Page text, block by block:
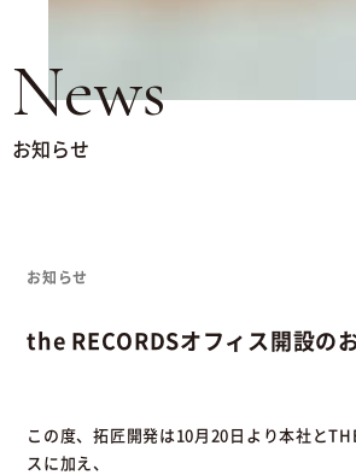
News
お知らせ
お知らせ
the RECORDSオフィス開設の
この度、拓匠開発は10月20日より本社と
スに加え、